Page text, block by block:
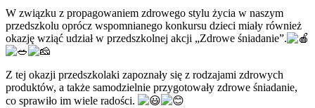
W związku z propagowaniem zdrowego stylu życia w naszym
przedszkolu oprócz wspomnianego konkursu dzieci miały również
okazję wziąć udział w przedszkolnej akcji „Zdrowe śniadanie”.
Z tej okazji przedszkolaki zapoznały się z rodzajami zdrowych
produktów, a także samodzielnie przygotowały zdrowe śniadanie,
co sprawiło im wiele radości.